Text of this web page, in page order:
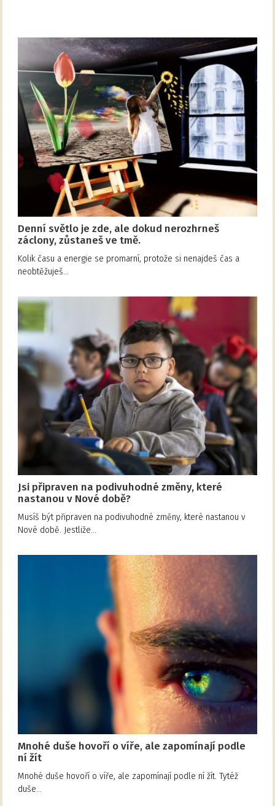
Denní světlo je zde, ale dokud nerozhrneš
záclony, zůstaneš ve tmě.
Kolik času a energie se promarní, protože si nenajdeš čas a
neobtěžuješ…
Jsi připraven na podivuhodné změny, které
nastanou v Nové době?
Musíš být připraven na podivuhodné změny, které nastanou v
Nové době. Jestliže…
Mnohé duše hovoří o víře, ale zapomínají podle
ní žít
Mnohé duše hovoří o víře, ale zapomínají podle ní žít. Tytéž
duše…